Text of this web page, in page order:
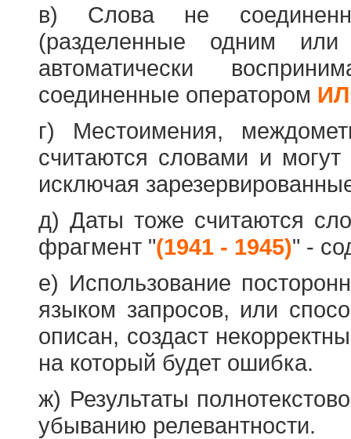
в) Слова не
(разделенные одним или
автоматически
соединенные оператором
г) Местоимения,
считаются словами и могут
исключая
д) Даты тоже считаются
фрагмент "(1941 - 1945)" -
е) Использование
языком запросов, или
описан, создаст
на который будет ошибка.
ж) Результаты
убыванию релевантности.